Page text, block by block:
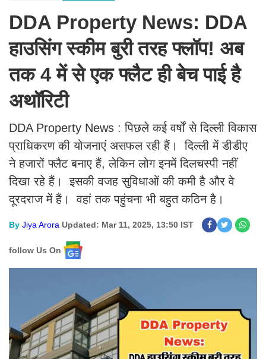
DDA Property News: DDA
हाउसिंग स्कीम बुरी तरह फ्लॉप! अब
तक 4 में से एक फ्लैट ही बेच पाई है
अथॉरिटी
DDA Property News : पिछले कई वर्षों से दिल्ली विकास
प्राधिकरण की योजनाएं असफल रही हैं। दिल्ली में डीडीए
ने हजारों फ्लैट बनाए हैं, लेकिन लोग इनमें दिलचस्पी नहीं
दिखा रहे हैं। इसकी वजह सुविधाओं की कमी है और वे
दूरदराज में हैं। वहां तक पहुंचना भी बहुत कठिन है।
By Jiya Arora Updated: Mar 11, 2025, 13:50 IST
follow Us On